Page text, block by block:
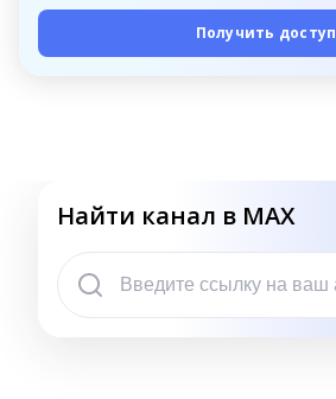
Получить доступ
Найти канал в MAX